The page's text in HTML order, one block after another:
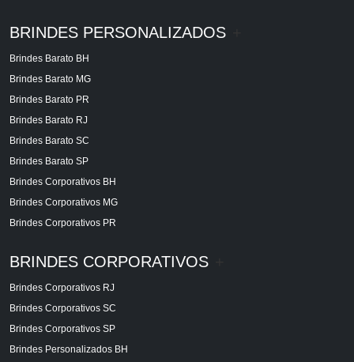
BRINDES PERSONALIZADOS
Brindes Barato BH
Brindes Barato MG
Brindes Barato PR
Brindes Barato RJ
Brindes Barato SC
Brindes Barato SP
Brindes Corporativos BH
Brindes Corporativos MG
Brindes Corporativos PR
BRINDES CORPORATIVOS
Brindes Corporativos RJ
Brindes Corporativos SC
Brindes Corporativos SP
Brindes Personalizados BH